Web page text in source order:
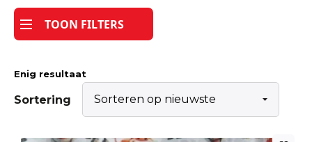
Tijdpakker stof
TOON FILTERS
Enig resultaat
Sortering